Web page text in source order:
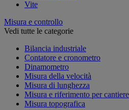
Vite
Misura e controllo
Vedi tutte le categorie
Bilancia industriale
Contatore e cronometro
Dinamometro
Misura della velocità
Misura di lunghezza
Misura e riferimento per cantiere
Misura topografica